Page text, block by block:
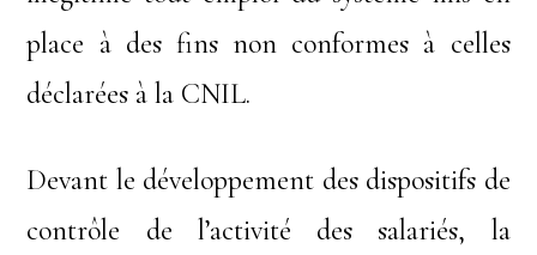
place à des fins non conformes à celles
déclarées à la CNIL.
Devant le développement des dispositifs de
contrôle de l’activité des salariés, la